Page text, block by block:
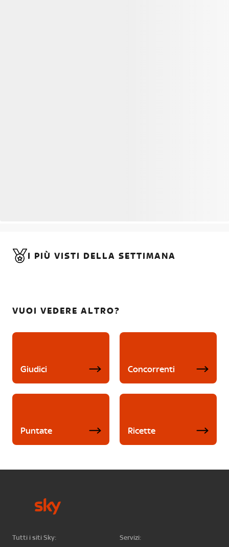
I PIÙ VISTI DELLA SETTIMANA
VUOI VEDERE ALTRO?
Giudici Concorrenti
Puntate Ricette
Tutti i siti Sky:
Servizi: